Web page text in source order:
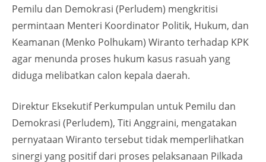
Pemilu dan Demokrasi (Perludem) mengkritisi
permintaan Menteri Koordinator Politik, Hukum, dan
Keamanan (Menko Polhukam) Wiranto terhadap KPK
agar menunda proses hukum kasus rasuah yang
diduga melibatkan calon kepala daerah.
Direktur Eksekutif Perkumpulan untuk Pemilu dan
Demokrasi (Perludem), Titi Anggraini, mengatakan
pernyataan Wiranto tersebut tidak memperlihatkan
sinergi yang positif dari proses pelaksanaan Pilkada